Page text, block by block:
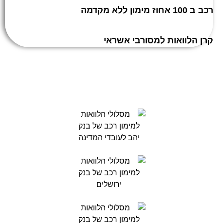
רכב ב 100 אחוז מימון ללא מקדמה
קרן הלוואות למסורבי אשראי